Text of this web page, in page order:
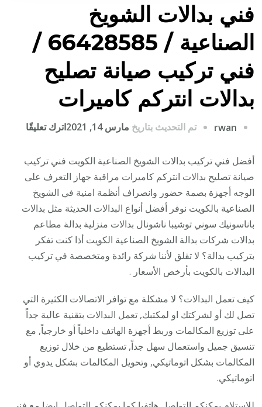
فني بدالات الشويخ
الصناعية / 66428585 /
فني تركيب صيانة تصليح
بدالات انتركم كاميرات
rwan تم التحديث بتاريخ مارس 14, 2021 اترك تعليقًا
/
تصليح
أفضل فني تركيب بدالات الشويخ الصناعية الكويت فني تركيب
صيانة تصليح بدالات انتركم كاميرات مراقبة جهاز التعرف على
الوجه أجهزة بصمة حضور وانصراف أنظمة امنية في الشويخ
الصناعية بالكويت نوفر أفضل أنواع البدالات الحديثة مثل بدالات
باناسونيك سوني توشيبا ناشونال بدالات منزلية بدالة مطاعم
بدالات شركات بدالة الشويخ الصناعية الكويت أذا كنت تفكر
بتركيب بدالة؟ لا تقلق لأننا شركة رائدة ومتخصصة في تركيب
البدالات بالكويت بأرخص الأسعار .
كيف تعمل البدالات؟ لا مشكلة مع توافر الاتصالات الكثيرة التي
تصل لك أو لشركتك او لمكتبك, تعمل البدالات بتقنية عالية جداً
على توزيع المكالمات وربط أجهزة الهاتف داخلياً أو خارجياً, مع
تنسيق جميل واستعمال سهل جداً, تستطيع من خلال توزيع
المكالمات بشكل اتوماتيكي, وتحويل المكالمات بشكل يدوي أو
اتوماتيكي.